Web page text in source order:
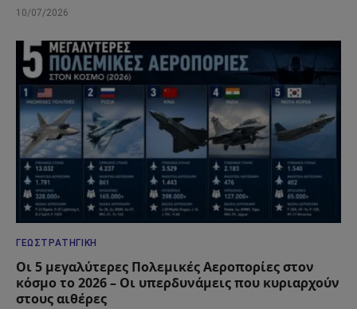
10/07/2026
ΓΕΩΣΤΡΑΤΗΓΙΚΉ
Οι 5 μεγαλύτερες Πολεμικές Αεροπορίες στον
κόσμο το 2026 – Οι υπερδυνάμεις που κυριαρχούν
στους αιθέρες